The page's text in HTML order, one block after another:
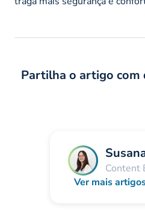
Partilha o artigo com
Content
Ver mais